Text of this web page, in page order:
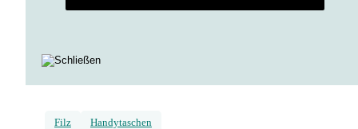
Filz Handytaschen